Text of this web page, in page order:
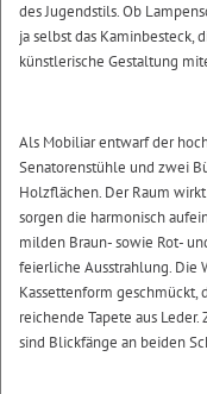
des Jugendstils. Ob
ja selbst das Kaminbesteck,
künstlerische Gestaltung
Als Mobiliar entwarf der
Senatorenstühle und zwei
Holzflächen. Der Raum
sorgen die harmonisch
milden Braun- sowie Rot-
feierliche Ausstrahlung. Die
Kassettenform geschmückt,
reichende Tapete aus
sind Blickfänge an beiden